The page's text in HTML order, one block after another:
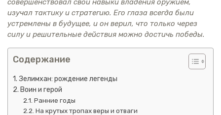
изучал тактику и стратегию. Его глаза всегда были
устремлены в будущее, и он верил, что только через
силу и решительные действия можно достичь победы.
Содержание
Зелимхан: рождение легенды
Воин и герой
Ранние годы
На крутых тропах веры и отваги